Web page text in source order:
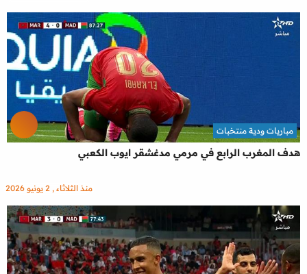
هدف المغرب الرابع في مرمي مدغشقر ايوب الكعبي
مباريات ودية منتخبات
منذ الثلاثاء , 2 يونيو 2026